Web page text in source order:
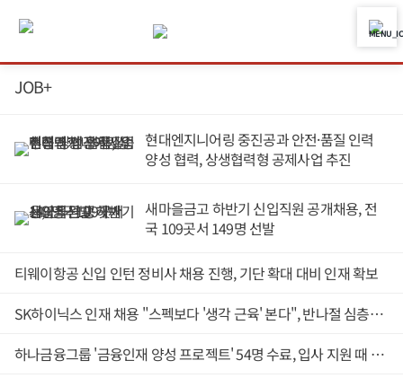
JOB+
현대엔지니어링 중진공과 안전·품질 인력
양성 협력, 상생협력형 공제사업 추진
새마을금고 하반기 신입직원 공개채용, 전
국 109곳서 149명 선발
티웨이항공 신입 인턴 정비사 채용 진행, 기단 확대 대비 인재 확보
SK하이닉스 인재 채용 "스펙보다 '생각 근육' 본다", 반나절 심층면접 도입
하나금융그룹 '금융인재 양성 프로젝트' 54명 수료, 입사 지원 때 우대 혜택